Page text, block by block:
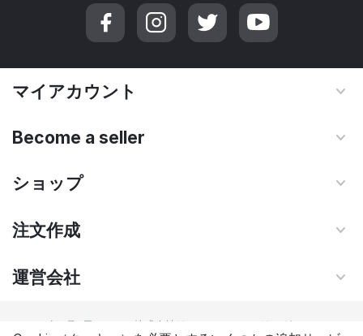
マイアカウント
Become a seller
ショップ
注文作成
運営会社
© 2016年2月2日 - 2026 株式会社リソース・シェアリング. Powered